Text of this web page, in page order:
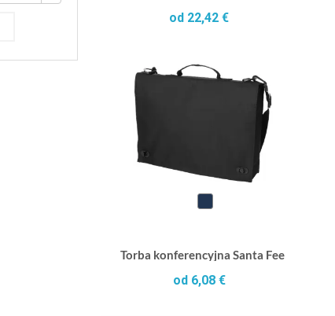
od 22,42 €
Torba konferencyjna Santa Fee
od 6,08 €